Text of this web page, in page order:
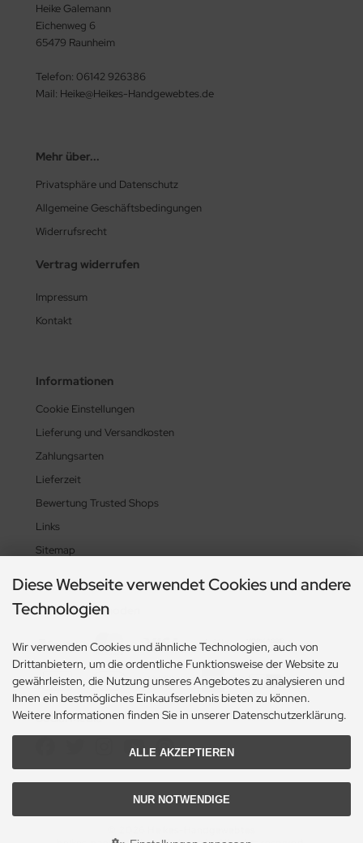
Heike Galemann
Eichenweg 6
65479 Raunheim
Telefon: 06142 926386
Mail: Heike@Heikes-Handgewebtes.de
Mehr über...
Privatsphäre und Datenschutz
Allgemeine Geschäftsbedingungen
Widerrufsrecht
Vertrag widerrufen
Impressum
Kontakt
Informationen
Cookie Einstellungen
Lieferung und Versandkosten
Zahlungsarten
Lieferzeit
Bewertung Trusted Shops
Links
Sitemap
Zahlungsmethoden
Social Media
Diese Webseite verwendet Cookies und andere
Technologien
Wir verwenden Cookies und ähnliche Technologien, auch von
Drittanbietern, um die ordentliche Funktionsweise der Website zu
gewährleisten, die Nutzung unseres Angebotes zu analysieren und
Ihnen ein bestmögliches Einkaufserlebnis bieten zu können.
Weitere Informationen finden Sie in unserer Datenschutzerklärung.
ALLE AKZEPTIEREN
NUR NOTWENDIGE